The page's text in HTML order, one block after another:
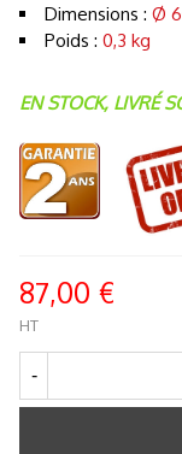
Dimensions : Ø
Poids : 0,3 kg
EN STOCK, LIVRÉ
87,00 €
HT
-